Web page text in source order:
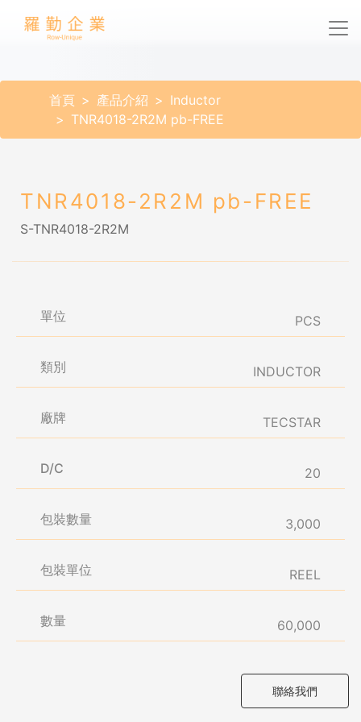
首頁 產品介紹
Inductor
TNR4018-2R2M pb-FREE
TNR4018-2R2M pb-FREE
S-TNR4018-2R2M
單位 PCS
類別 INDUCTOR
廠牌 TECSTAR
D/C 20
包裝數量 3,000
包裝單位 REEL
數量 60,000
聯絡我們